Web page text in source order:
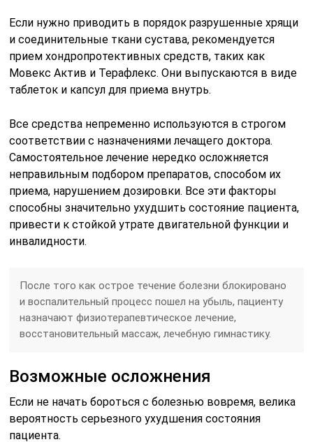
Если нужно приводить в порядок разрушенные хрящи
и соединительные ткани сустава, рекомендуется
прием хондропротективных средств, таких как
Мовекс Актив и Терафлекс. Они выпускаются в виде
таблеток и капсул для приема внутрь.
Все средства непременно используются в строгом
соответствии с назначениями лечащего доктора.
Самостоятельное лечение нередко осложняется
неправильным подбором препаратов, способом их
приема, нарушением дозировки. Все эти факторы
способны значительно ухудшить состояние пациента,
привести к стойкой утрате двигательной функции и
инвалидности.
После того как острое течение болезни блокировано
и воспалительный процесс пошел на убыль, пациенту
назначают физиотерапевтическое лечение,
восстановительный массаж, лечебную гимнастику.
Возможные осложнения
Если не начать бороться с болезнью вовремя, велика
вероятность серьезного ухудшения состояния
пациента.